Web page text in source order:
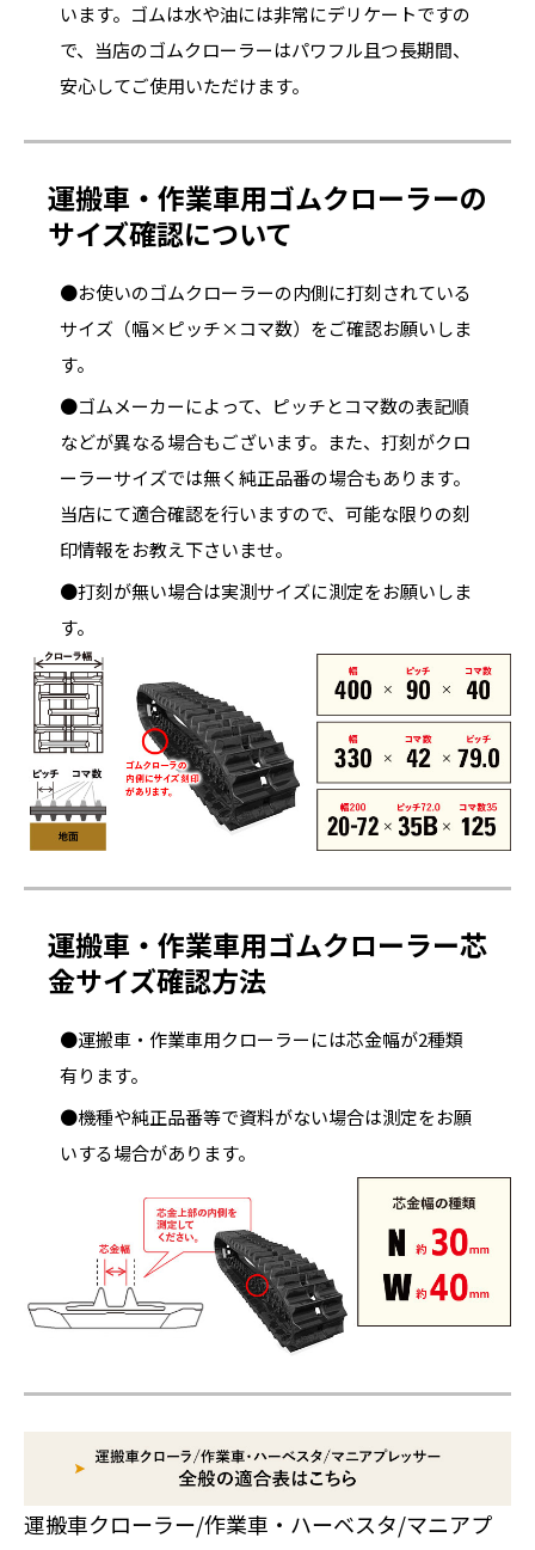
います。ゴムは水や油には非常にデリケートですの
で、当店のゴムクローラーはパワフル且つ長期間、
安心してご使用いただけます。
運搬車・作業車用ゴムクローラーの
サイズ確認について
●お使いのゴムクローラーの内側に打刻されている
サイズ（幅×ピッチ×コマ数）をご確認お願いしま
す。
●ゴムメーカーによって、ピッチとコマ数の表記順
などが異なる場合もございます。また、打刻がクロ
ーラーサイズでは無く純正品番の場合もあります。
当店にて適合確認を行いますので、可能な限りの刻
印情報をお教え下さいませ。
●打刻が無い場合は実測サイズに測定をお願いしま
す。
運搬車・作業車用ゴムクローラー芯
金サイズ確認方法
●運搬車・作業車用クローラーには芯金幅が2種類
有ります。
●機種や純正品番等で資料がない場合は測定をお願
いする場合があります。
運搬車クローラー/作業車・ハーベスタ/マニアプ